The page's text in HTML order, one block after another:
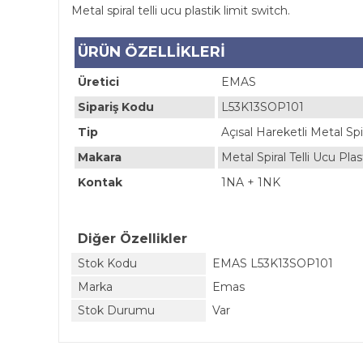
Metal spiral telli ucu plastik limit switch.
ÜRÜN ÖZELLİKLERİ
Üretici
EMAS
Sipariş Kodu
L53K13SOP101
Tip
Açısal Hareketli Metal
Makara
Metal Spiral Telli Ucu
Kontak
1NA + 1NK
Diğer Özellikler
Stok Kodu
EMAS L53K13SOP101
Marka
Emas
Stok Durumu
Var